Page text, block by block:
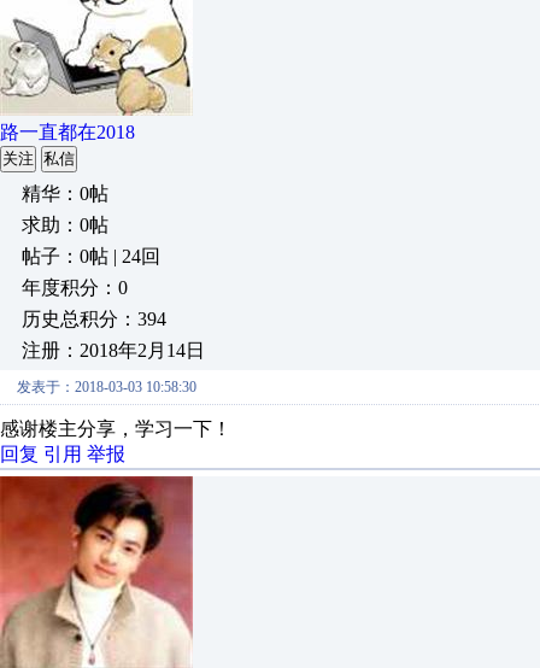
路一直都在2018
关注 私信
精华：0帖
求助：0帖
帖子：0帖 | 24回
年度积分：0
历史总积分：394
注册：2018年2月14日
发表于：2018-03-03 10:58:30
感谢楼主分享，学习一下！
回复 引用 举报